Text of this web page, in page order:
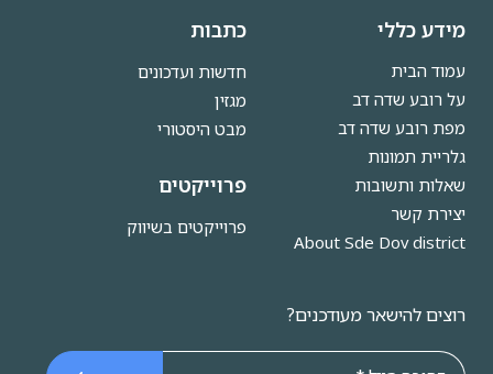
מידע כללי
עמוד הבית
על רובע שדה דב
מפת רובע שדה דב
גלריית תמונות
שאלות ותשובות
יצירת קשר
About Sde Dov district
כתבות
חדשות ועדכונים
מגזין
מבט היסטורי
פרוייקטים
פרוייקטים בשיווק
רוצים להישאר מעודכנים?